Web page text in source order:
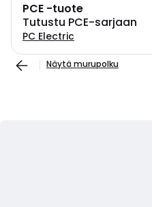
PCE -tuote
Tutustu PCE-sarjaan
PC Electric
Näytä murupolku